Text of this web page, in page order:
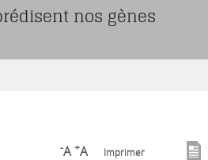
nos gènes
-A +A Imprimer